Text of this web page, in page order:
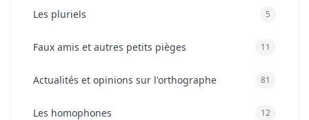
Les pluriels 5
Faux amis et autres petits pièges 11
Actualités et opinions sur l'orthographe 81
Les homophones 12